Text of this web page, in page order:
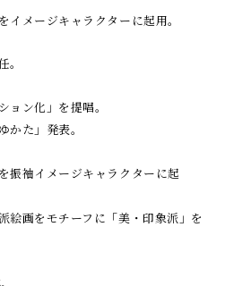
イメージキャラクターに起用。
ョン化」を提唱。
かた」発表。
振袖イメージキャラクターに起
絵画をモチーフに「美・印象派」を